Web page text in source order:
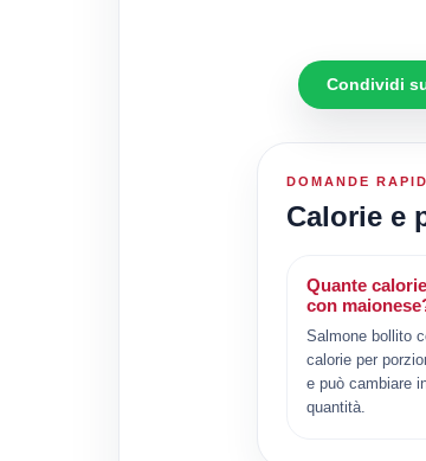
Condividi
DOMANDE
Calorie e
Quante
con
Salmone bollito
calorie per
e può cambiare
quantità.